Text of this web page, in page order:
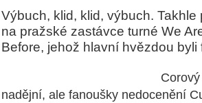
Výbuch, klid, klid, výbuch.
na pražské zastávce turné We
Before, jehož hlavní hvězdou byli
nadějní, ale fanoušky nedocenění